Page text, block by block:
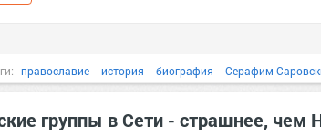
православие история биография Серафим
группы в Сети - страшнее, чем